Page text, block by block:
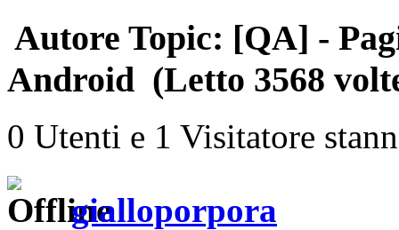
Autore Topic: [QA] -
Android (Letto 3568
0 Utenti e 1 Visitatore
gialloporpora